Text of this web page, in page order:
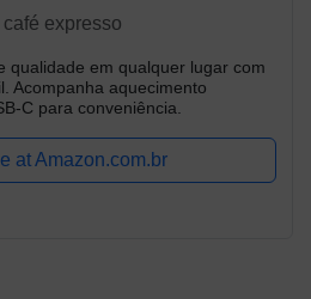
expresso
qualidade em qualquer lugar com
Acompanha aquecimento
C para conveniência.
at Amazon.com.br